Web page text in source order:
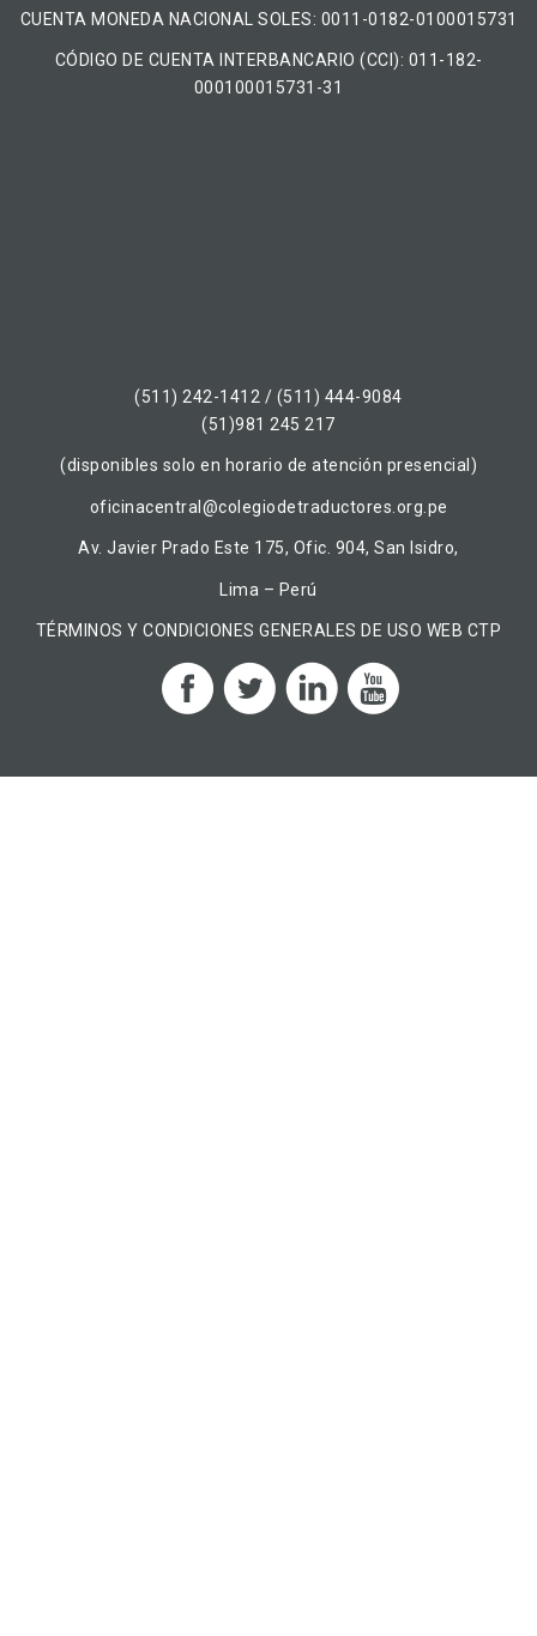
CUENTA MONEDA NACIONAL​ ​SOLES​: 0011-0182-0100015731
CÓDIGO DE CUENTA INTERBANCARIO (CCI): 011-182-
000100015731-31
(511) 242-1412 / (511) 444-9084
(51)981 245 217
(disponibles solo en horario de atención presencial)
oficinacentral@colegiodetraductores.org.pe
Av. Javier Prado Este 175, Ofic. 904, San Isidro,
Lima – Perú
TÉRMINOS Y CONDICIONES GENERALES DE USO WEB CTP